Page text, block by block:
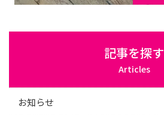
記事を探す
Articles
お知らせ